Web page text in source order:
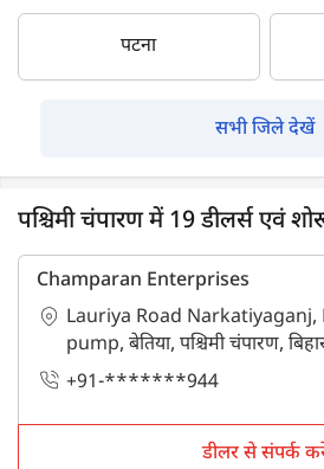
पटना
सभी जिले देखें
पश्चिमी चंपारण में 19 डीलर्स एवं
Champaran Enterprises
Lauriya Road
pump, बेतिया, पश्चिमी चंपारण,
+91-*******944
डीलर से संपर्क